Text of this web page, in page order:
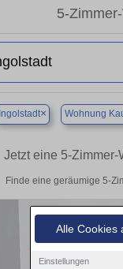
Alle Cookies
Einstellungen
5-
Ingolstadt× Wohnung
Jetzt eine 5-
Finde eine geräumige 5-